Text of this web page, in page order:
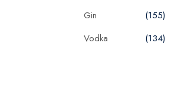
Gin
(155)
Vodka
(134)